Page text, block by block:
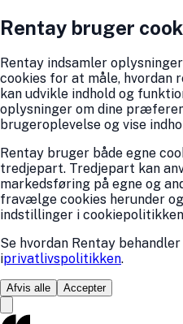
Rentay bruger
Rentay indsamler
cookies for at måle, hvordan
kan udvikle indhold og
oplysninger om dine
brugeroplevelse og vise
Rentay bruger både egne
tredjepart. Tredjepart kan
markedsføring på egne og
fravælge cookies herunder
indstillinger i
Se hvordan Rentay
iprivatlivspolitikken.
Afvis alle Accepter